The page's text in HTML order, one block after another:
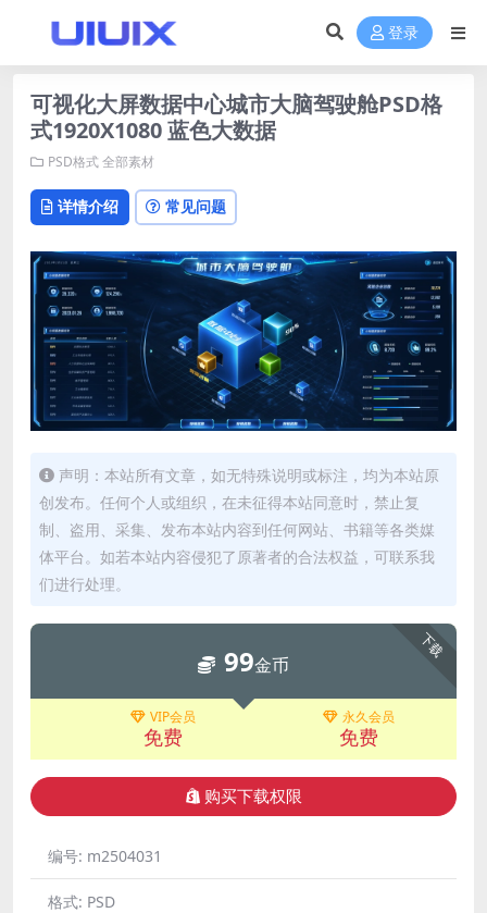
登录
可视化大屏数据中心城市大脑驾驶舱PSD格
式1920X1080 蓝色大数据
PSD格式全部素材
详情介绍 常见问题
声明：本站所有文章，如无特殊说明或标注，均为本站原
创发布。任何个人或组织，在未征得本站同意时，禁止复
制、盗用、采集、发布本站内容到任何网站、书籍等各类媒
体平台。如若本站内容侵犯了原著者的合法权益，可联系我
们进行处理。
下载
99金币
VIP会员
免费
永久会员
免费
购买下载权限
编号: m2504031
格式: PSD